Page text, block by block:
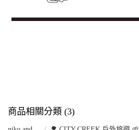
商品相關分類 (3)